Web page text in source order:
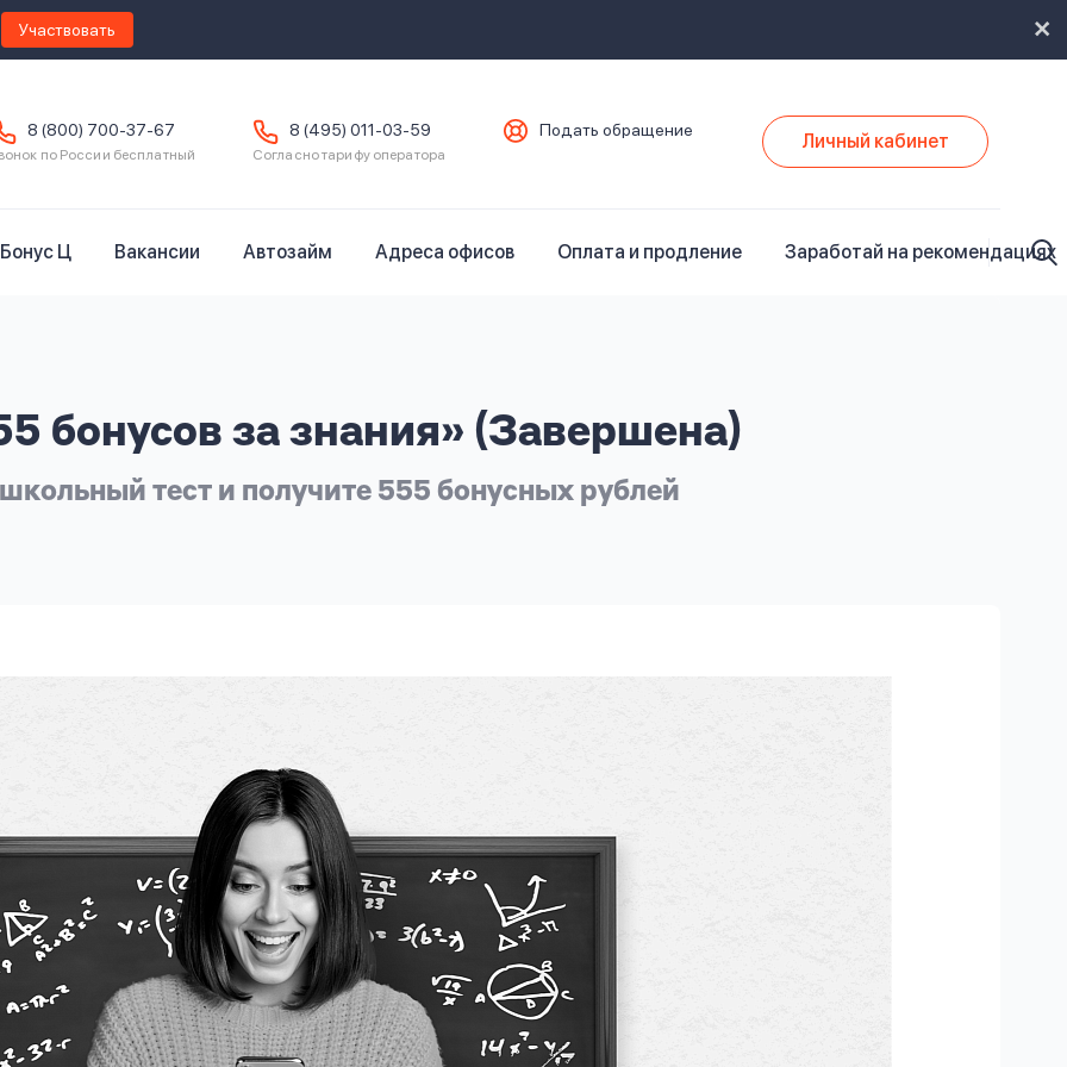
Участвовать
8 (800) 700-37-67
по России бесплатный
8 (495) 011-03-59
Согласно тарифу оператора
Подать обращение Личный кабинет
Бонус Ц Вакансии Автозайм Адреса офисов Оплата и продление Заработай на рекомендациях
бонусов за знания» (Завершена)
тест и получите 555 бонусных рублей